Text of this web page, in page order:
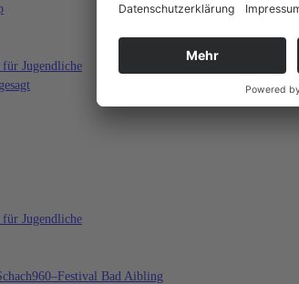
Jugendliche
Jugendliche
Bad Aibling